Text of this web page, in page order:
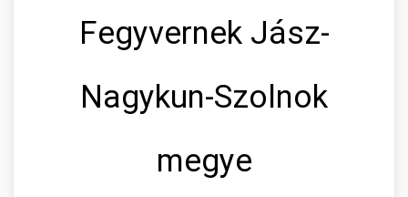
Fegyvernek Jász-
Nagykun-Szolnok
megye